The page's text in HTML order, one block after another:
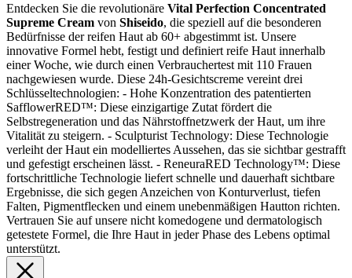
Entdecken Sie die revolutionäre Vital Perfection Concentrated
Supreme Cream von Shiseido, die speziell auf die besonderen
Bedürfnisse der reifen Haut ab 60+ abgestimmt ist. Unsere
innovative Formel hebt, festigt und definiert reife Haut innerhalb
einer Woche, wie durch einen Verbrauchertest mit 110 Frauen
nachgewiesen wurde. Diese 24h-Gesichtscreme vereint drei
Schlüsseltechnologien: - Hohe Konzentration des patentierten
SafflowerRED™: Diese einzigartige Zutat fördert die
Selbstregeneration und das Nährstoffnetzwerk der Haut, um ihre
Vitalität zu steigern. - Sculpturist Technology: Diese Technologie
verleiht der Haut ein modelliertes Aussehen, das sie sichtbar gestrafft
und gefestigt erscheinen lässt. - ReneuraRED Technology™: Diese
fortschrittliche Technologie liefert schnelle und dauerhaft sichtbare
Ergebnisse, die sich gegen Anzeichen von Konturverlust, tiefen
Falten, Pigmentflecken und einem unebenmäßigen Hautton richten.
Vertrauen Sie auf unsere nicht komedogene und dermatologisch
getestete Formel, die Ihre Haut in jeder Phase des Lebens optimal
unterstützt.